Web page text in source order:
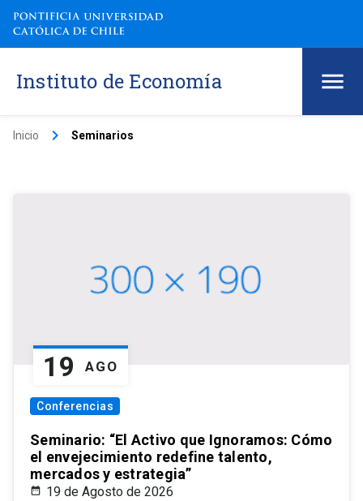
Instituto de Economía
Inicio keyboard_arrow_right Seminarios
19 AGO
Conferencias
Seminario: “El Activo que Ignoramos: Cómo
el envejecimiento redefine talento,
mercados y estrategia”
19 de Agosto de 2026